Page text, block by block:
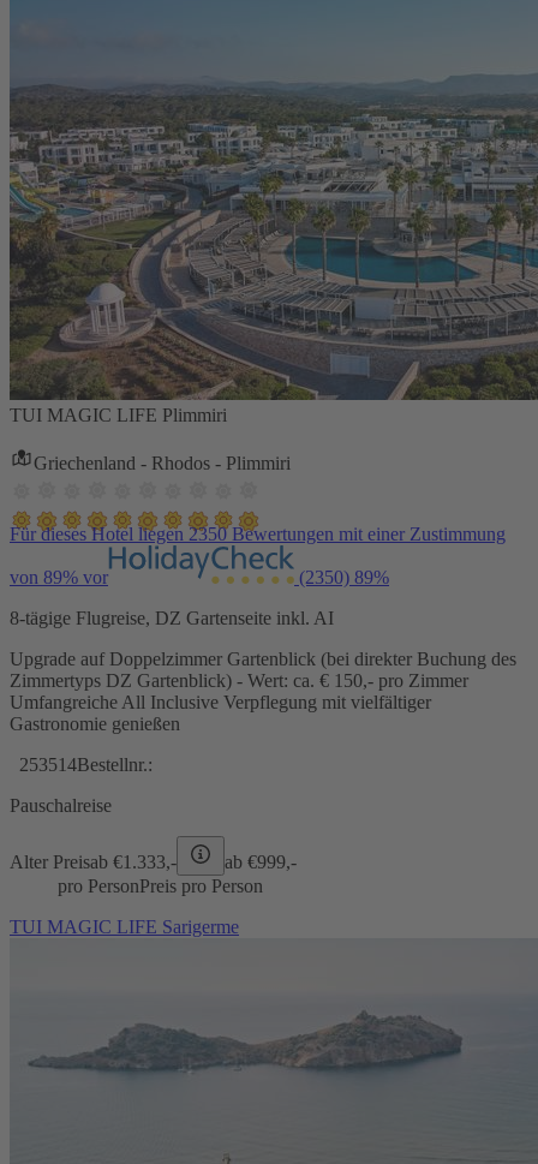
TUI MAGIC LIFE Plimmiri
Griechenland - Rhodos - Plimmiri
Für dieses Hotel liegen 2350 Bewertungen mit einer Zustimmung
von 89% vor (2350) 89%
8-tägige Flugreise, DZ Gartenseite inkl. AI
Upgrade auf Doppelzimmer Gartenblick (bei direkter Buchung des
Zimmertyps DZ Gartenblick) - Wert: ca. € 150,- pro Zimmer
Umfangreiche All Inclusive Verpflegung mit vielfältiger
Gastronomie genießen
253514Bestellnr.:
Pauschalreise
Alter Preisab €1.333,- ab €999,-
pro PersonPreis pro Person
TUI MAGIC LIFE Sarigerme